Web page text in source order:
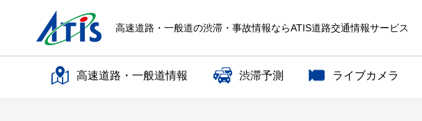
高速道路・一般道の渋滞・事故情報ならATIS道路交通情報サービス
高速道路・一般道情報 渋滞予測 ライブカメラ